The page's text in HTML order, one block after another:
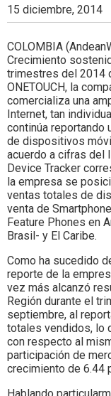
15 diciembre, 2014
COLOMBIA
Crecimiento
trimestres del 2014
ONETOUCH, la
comercializa una
Internet, tan
continúa reportando
de dispositivos
acuerdo a cifras del
Device Tracker
la empresa se
ventas totales de
venta de
Feature Phones en
Brasil- y El Caribe.
Como ha sucedido
reporte de la
vez más alcanzó
Región durante el
septiembre, al
totales vendidos, lo
con respecto al
participación de
crecimiento de 6.44
Hablando